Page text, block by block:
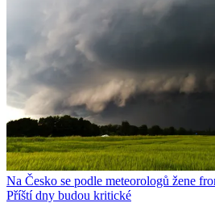
Na Česko se podle meteorologů žene
Příští dny budou kritické